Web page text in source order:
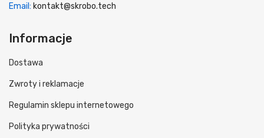
Email: kontakt@skrobo.tech
Informacje
Dostawa
Zwroty i reklamacje
Regulamin sklepu internetowego
Polityka prywatności